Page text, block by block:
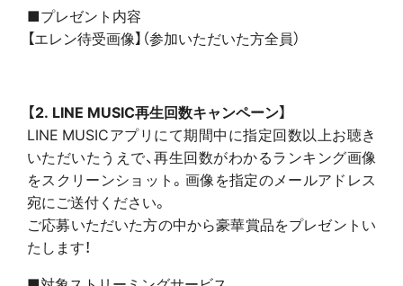
■プレゼント内容
【エレン待受画像】（参加いただいた方全員）
【2. LINE MUSIC再生回数キャンペーン】
LINE MUSICアプリにて期間中に指定回数以上お聴き
いただいたうえで、再生回数がわかるランキング画像
をスクリーンショット。画像を指定のメールアドレス
宛にご送付ください。
ご応募いただいた方の中から豪華賞品をプレゼントい
たします！